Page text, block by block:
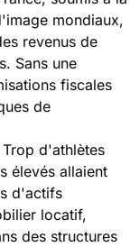
mondiaux,
revenus de
Sans une
fiscales
de
Trop d'athlètes
élevés allaient
d'actifs
locatif,
des structures